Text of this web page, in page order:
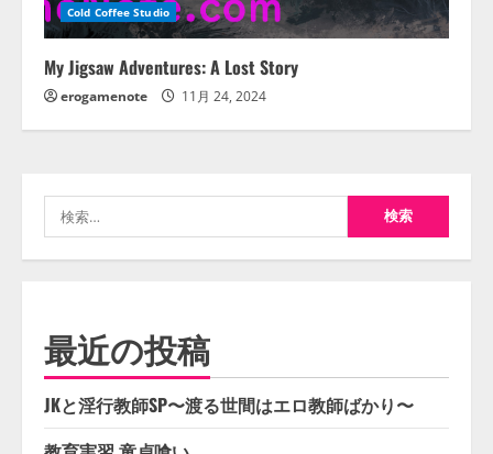
Cold Coffee Studio
My Jigsaw Adventures: A Lost Story
erogamenote 11月 24, 2024
索:
最近の投稿
JKと淫行教師SP〜渡る世間はエロ教師ばかり〜